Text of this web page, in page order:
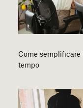
Come semplificare
tempo